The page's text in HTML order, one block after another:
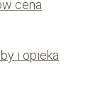
cena
i opieka